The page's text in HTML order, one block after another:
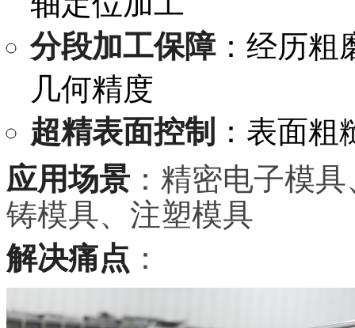
分段加工保障：经历粗
几何精度
超精表面控制
：表面粗
应用场景 ：精密电子模
铸模具、注塑模具
解决痛点 ：